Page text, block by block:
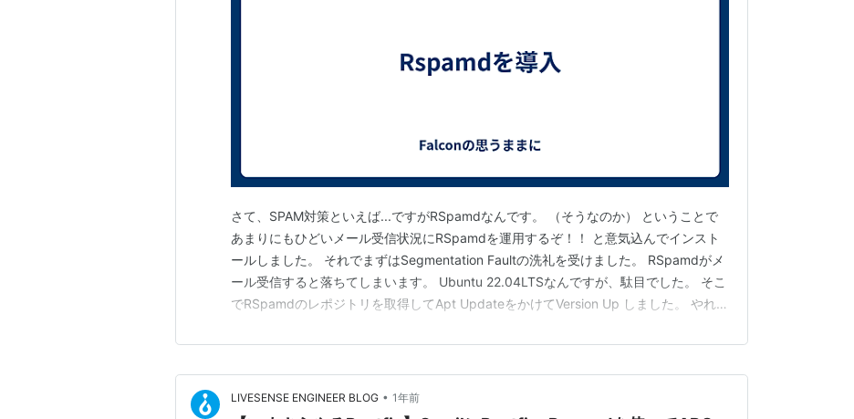
さて、SPAM対策といえば...ですがRSpamdなんです。 （そうなのか） ということで
あまりにもひどいメール受信状況にRSpamdを運用するぞ！！ と意気込んでインスト
ールしました。 それでまずはSegmentation Faultの洗礼を受けました。 RSpamdがメ
ール受信すると落ちてしまいます。 Ubuntu 22.04LTSなんですが、駄目でした。 そこ
でRSpamdのレポジトリを取得してApt UpdateをかけてVersion Up しました。 やれや
Spam判定のヘッダがつかなくて困っています。…
LIVESENSE ENGINEER BLOG • 1年前